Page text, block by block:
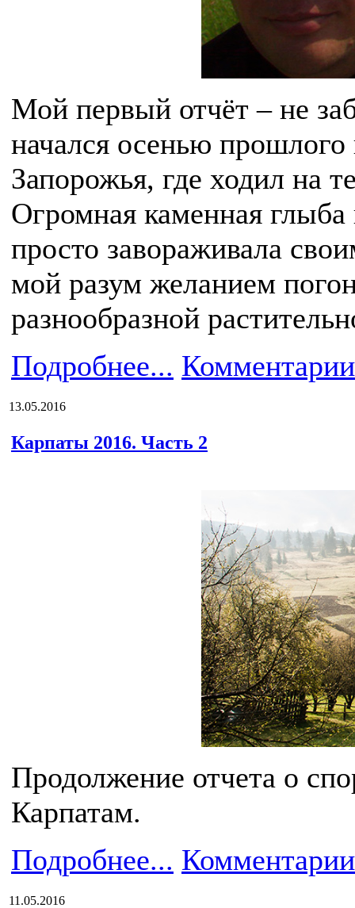
Мой первый отчёт – не
начался осенью прошлого
Запорожья, где ходил на
Огромная каменная
просто завораживала
мой разум желанием
разнообразной
Подробнее...
13.05.2016
Карпаты 2016. Часть 2
Продолжение отчета о
Карпатам.
Подробнее...
11.05.2016